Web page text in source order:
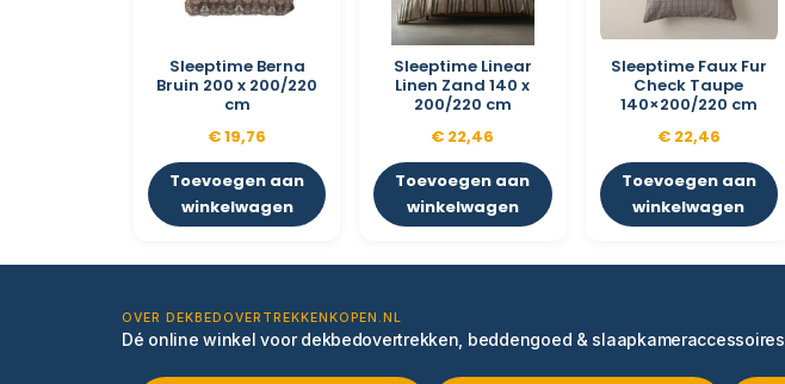
Sleeptime Berna
Bruin 200 x 200/220
cm
€19,76
Toevoegen aan
winkelwagen
Sleeptime Linear
Linen Zand 140 x
200/220 cm
€ 22,46
Toevoegen aan
winkelwagen
Sleeptime Faux Fur
Check Taupe
140×200/220 cm
€22,46
Toevoegen aan
winkelwagen
OVER DEKBEDOVERTREKKENKOPEN.NL
Dé online winkel voor dekbedovertrekken, beddengoed & slaapkameraccessoires